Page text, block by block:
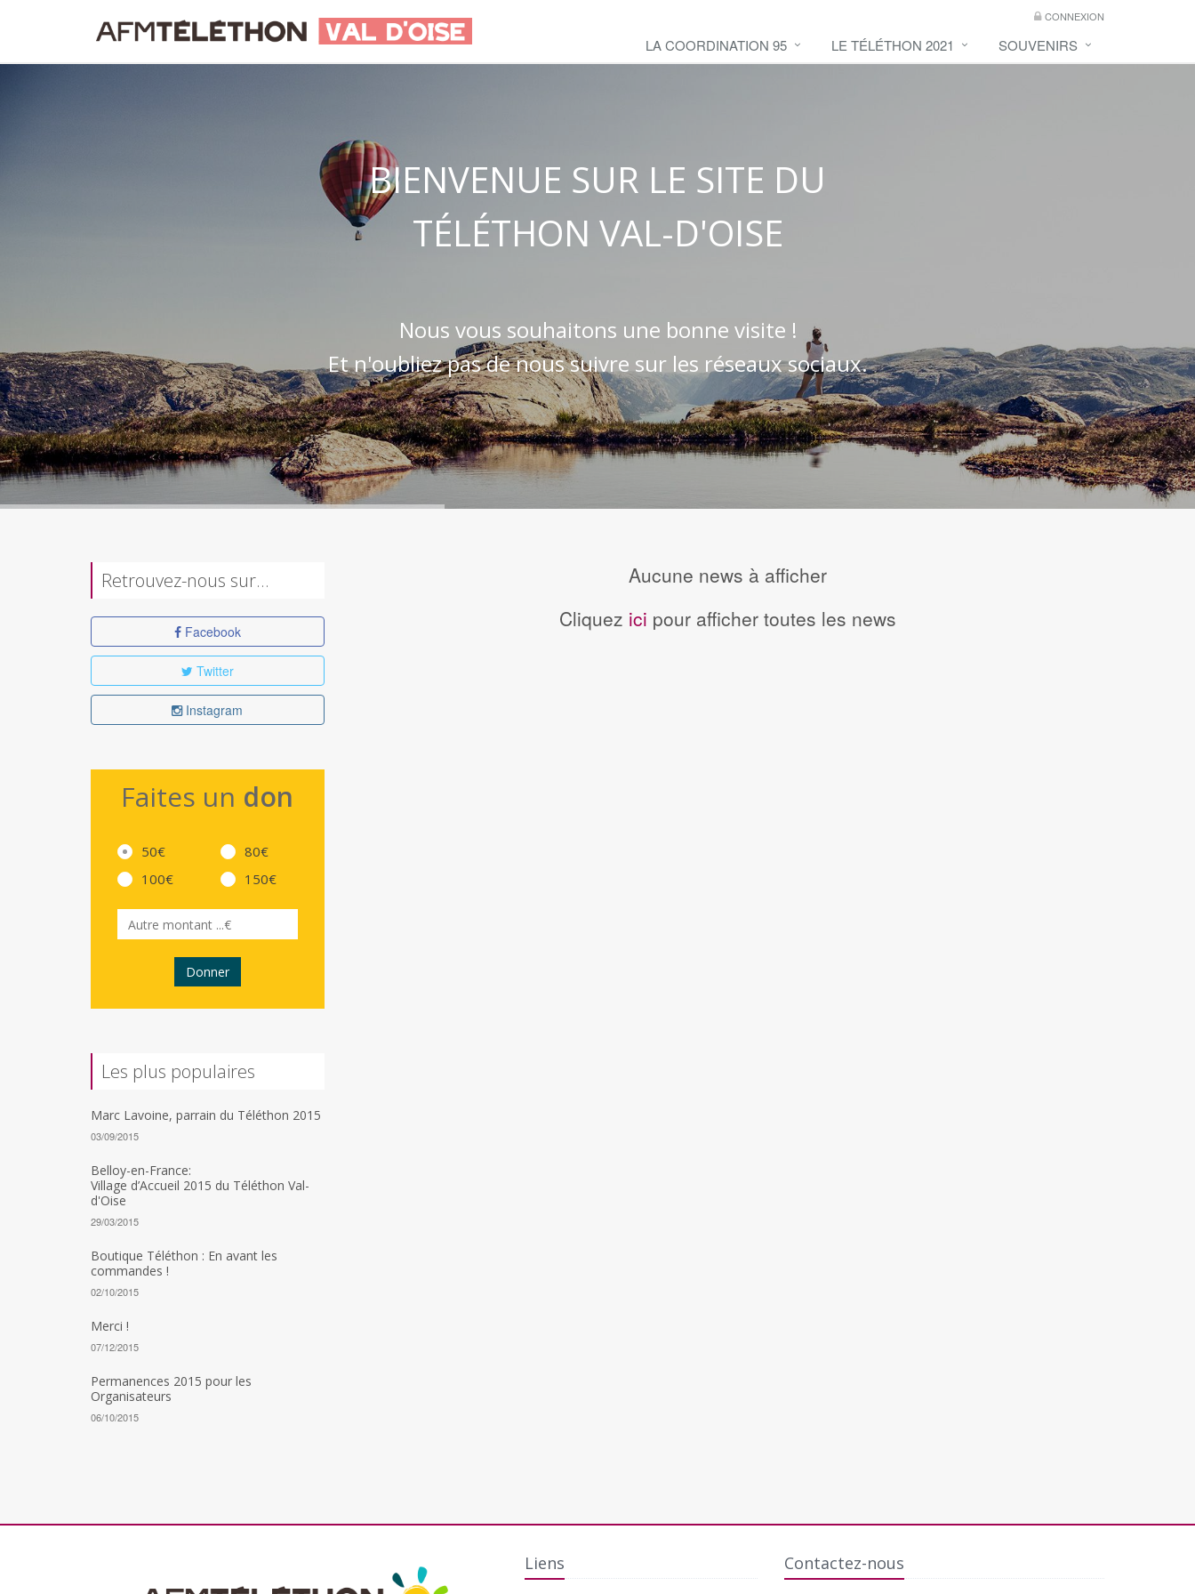
CONNEXION
LA COORDINATION 95 LE TÉLÉTHON 2021 SOUVENIRS
BIENVENUE SUR LE SITE DU
TÉLÉTHON VAL-D'OISE
Nous vous souhaitons une bonne visite !
Et n'oubliez pas de nous suivre sur les réseaux sociaux.
Retrouvez-nous sur…
Facebook
Twitter
Instagram
Faites un don
50€
100€
80€
150€
Donner
Les plus populaires
Marc Lavoine, parrain du Téléthon 2015
03/09/2015
Belloy-en-France:
Village d’Accueil 2015 du Téléthon Val-
d'Oise
29/03/2015
Boutique Téléthon : En avant les
commandes !
02/10/2015
Merci !
07/12/2015
Permanences 2015 pour les
Organisateurs
06/10/2015
Aucune news à afficher
Cliquez ici pour afficher toutes les news
Liens Contactez-nous